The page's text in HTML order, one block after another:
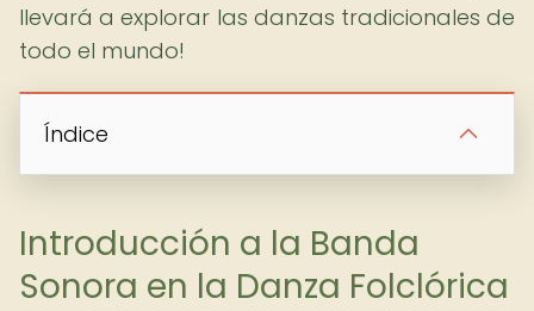
llevará a explorar las danzas tradicionales de
todo el mundo!
Índice
Introducción a la Banda
Sonora en la Danza Folclórica